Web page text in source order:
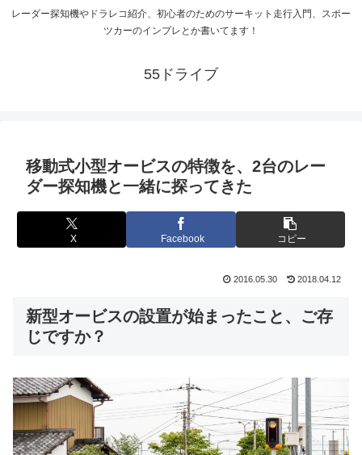
レーダー探知機やドラレコ紹介、初心者のためのサーキット走行入門、スポー
ツカーのインプレとか書いてます！
55ドライブ
移動式小型オービスの特徴を、2台のレー
ダー探知機と一緒に探ってきた
X Facebook コピー
2016.05.30 2018.04.12
新型オービスの設置が始まったこと、ご存
じですか？